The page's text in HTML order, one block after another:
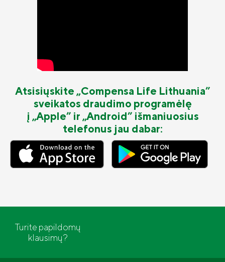
Atsisiųskite „Compensa Life Lithuania”
sveikatos draudimo programėlę
į „Apple” ir „Android” išmaniuosius
telefonus jau dabar:
Turite papildomų
klausimų?